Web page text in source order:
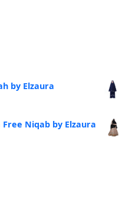
by Elzaura
Niqab by Elzaura